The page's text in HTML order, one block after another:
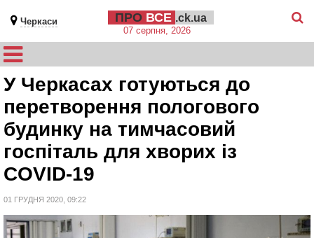
Черкаси ПРО ВСЕ .ck.ua
07 серпня, 2026
У Черкасах готуються до
перетворення пологового
будинку на тимчасовий
госпіталь для хворих із
COVID-19
01 ГРУДНЯ 2020, 09:22